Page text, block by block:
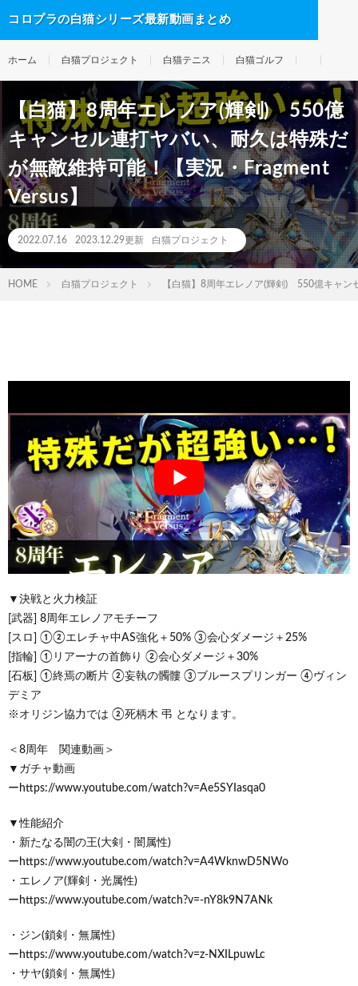
コロプラの白猫シリーズ最新動画まとめ
ホーム 白猫プロジェクト 白猫テニス 白猫ゴルフ
【白猫】8周年エレノア(輝剣) 550億
キャンセル連打ヤバい、耐久は特殊だ
が無敵維持可能！【実況・Fragment
Versus】
2022.07.16 2023.12.29更新 白猫プロジェクト
HOME 白猫プロジェクト 【白猫】8周年エレノア(輝剣) 550億キャン
▼決戦と火力検証
[武器] 8周年エレノアモチーフ
[スロ] ①②エレチャ中AS強化＋50% ③会心ダメージ＋25%
[指輪] ①リアーナの首飾り ②会心ダメージ＋30%
[石板] ①終焉の断片 ②妄執の髑髏 ③ブルースプリンガー ④ヴィン
デミア
※オリジン協力では ②死柄木 弔 となります。
＜8周年 関連動画＞
▼ガチャ動画
ーhttps://www.youtube.com/watch?v=Ae5SYIasqa0
▼性能紹介
・新たなる闇の王(大剣・闇属性)
ーhttps://www.youtube.com/watch?v=A4WknwD5NWo
・エレノア(輝剣・光属性)
ーhttps://www.youtube.com/watch?v=-nY8k9N7ANk
・ジン(鎖剣・無属性)
ーhttps://www.youtube.com/watch?v=z-NXILpuwLc
・サヤ(鎖剣・無属性)